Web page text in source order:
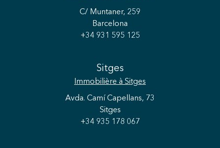
C/ Muntaner, 259
Barcelona
+34 931 595 125
Sitges
Immobilière à Sitges
Avda. Camí Capellans, 73
Sitges
+34 935 178 067